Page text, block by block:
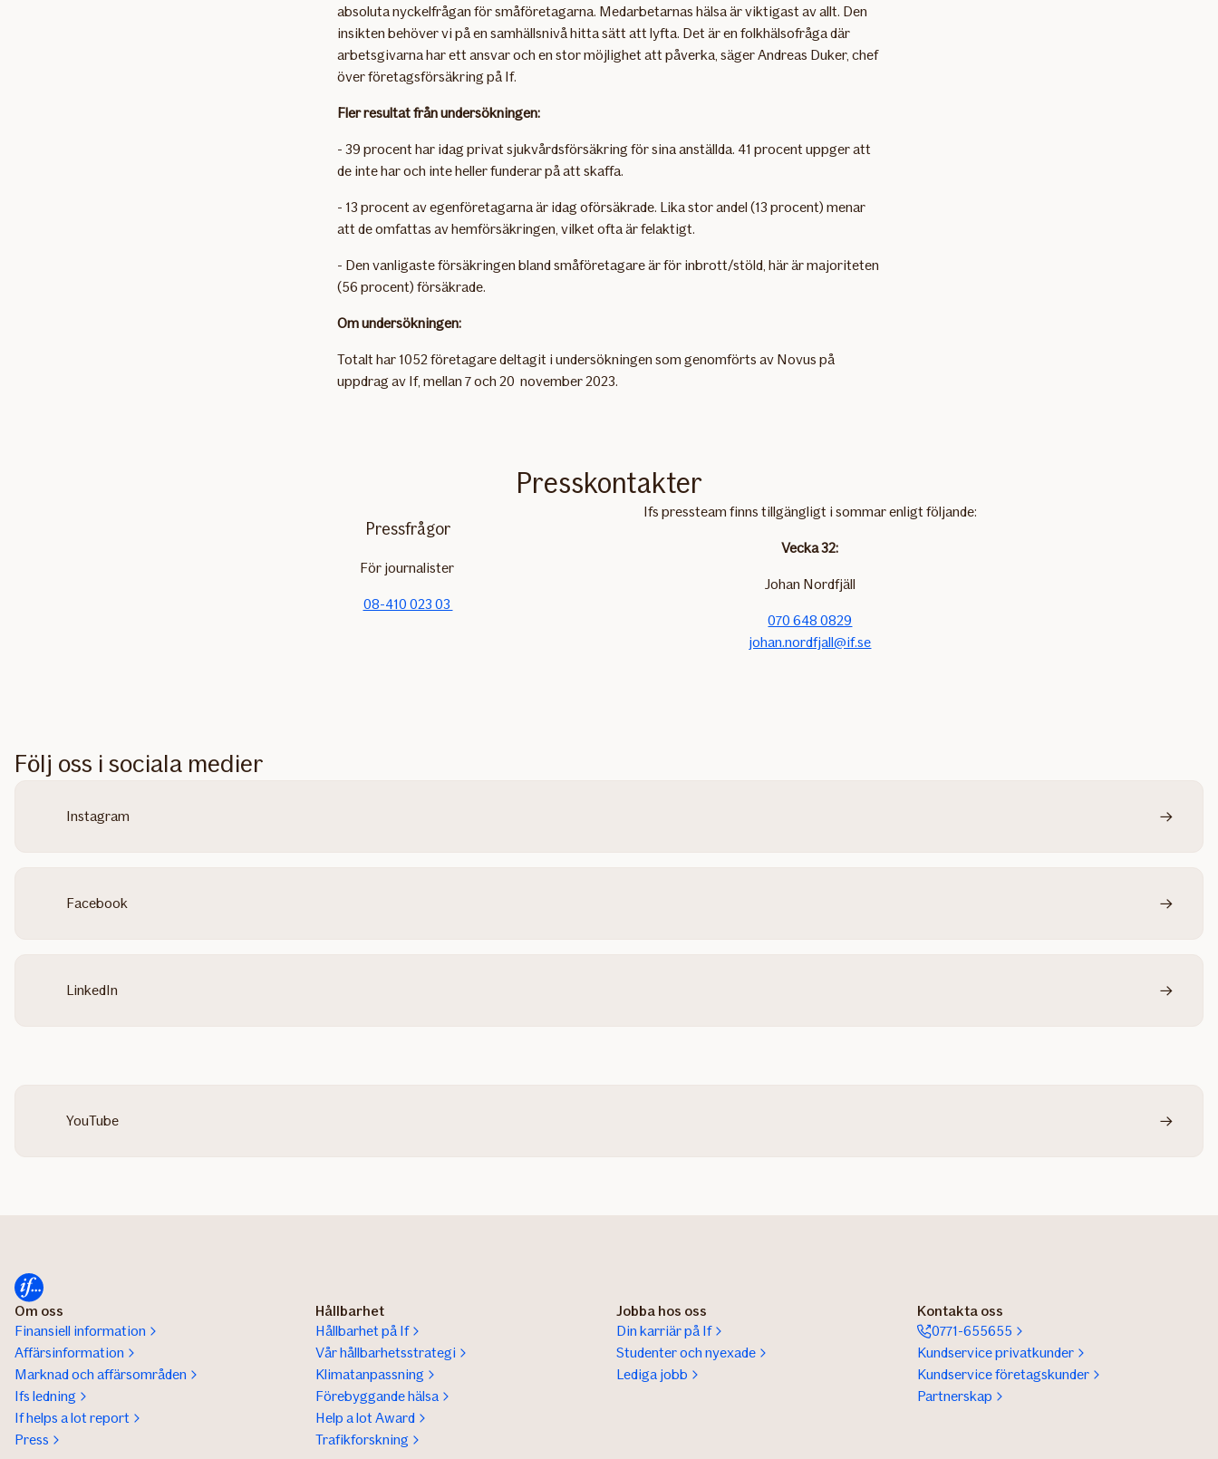
absoluta nyckelfrågan för småföretagarna. Medarbetarnas hälsa är viktigast av allt. Den
insikten behöver vi på en samhällsnivå hitta sätt att lyfta. Det är en folkhälsofråga där
arbetsgivarna har ett ansvar och en stor möjlighet att påverka, säger Andreas Duker, chef
över företagsförsäkring på If.
Fler resultat från undersökningen:
- 39 procent har idag privat sjukvårdsförsäkring för sina anställda. 41 procent uppger att
de inte har och inte heller funderar på att skaffa.
- 13 procent av egenföretagarna är idag oförsäkrade. Lika stor andel (13 procent) menar
att de omfattas av hemförsäkringen, vilket ofta är felaktigt.
- Den vanligaste försäkringen bland småföretagare är för inbrott/stöld, här är majoriteten
(56 procent) försäkrade.
Om undersökningen:
Totalt har 1052 företagare deltagit i undersökningen som genomförts av Novus på
uppdrag av If, mellan 7 och 20 november 2023.
Presskontakter
Pressfrågor
För journalister
08-410 023 03
Ifs pressteam finns tillgängligt i sommar enligt följande:
Vecka 32:
Johan Nordfjäll
070 648 0829
johan.nordfjall@if.se
Följ oss i sociala medier
Instagram
Facebook
LinkedIn
YouTube
Om oss
Finansiell information
Affärsinformation
Marknad och affärsområden
Ifs ledning
If helps a lot report
Press
Hållbarhet
Hållbarhet på If
Vår hållbarhetsstrategi
Klimatanpassning
Förebyggande hälsa
Help a lot Award
Trafikforskning
Jobba hos oss
Din karriär på If
Studenter och nyexade
Lediga jobb
Kontakta oss
0771-655655
Kundservice privatkunder
Kundservice företagskunder
Partnerskap